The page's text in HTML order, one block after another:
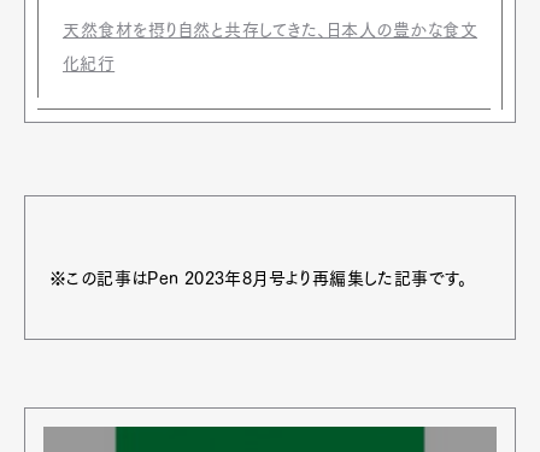
天然食材を摂り自然と共存してきた、日本人の豊かな食文
化紀行
※この記事はPen 2023年8月号より再編集した記事です。